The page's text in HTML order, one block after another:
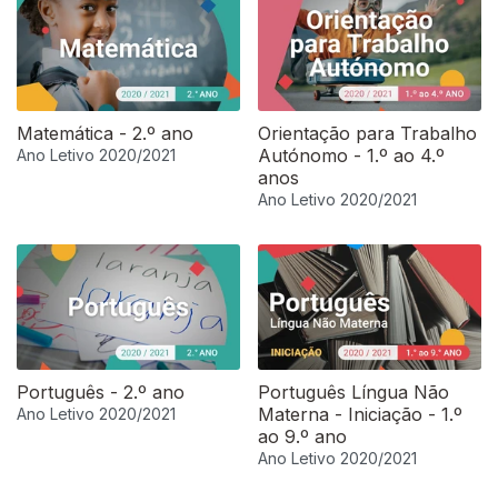
Matemática - 2.º ano
Ano Letivo 2020/2021
Orientação para Trabalho
Autónomo - 1.º ao 4.º
anos
Ano Letivo 2020/2021
Português - 2.º ano
Ano Letivo 2020/2021
Português Língua Não
Materna - Iniciação - 1.º
ao 9.º ano
Ano Letivo 2020/2021